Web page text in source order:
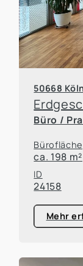
50668
Büro /
Bürofläche
ca. 198 m²
ID
24158
Mehr